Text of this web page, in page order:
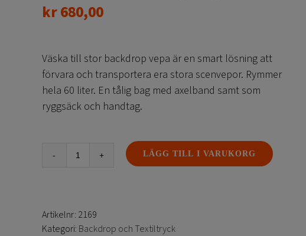
kr680,00
Väska till stor backdrop vepa är en smart lösning att
förvara och transportera era stora scenvepor. Rymmer
hela 60 liter. En tålig bag med axelband samt som
ryggsäck och handtag.
Väska
mängd
LÄGG TILL I VARUKORG
Artikelnr: 2169
Kategori: Backdrop och Textiltryck